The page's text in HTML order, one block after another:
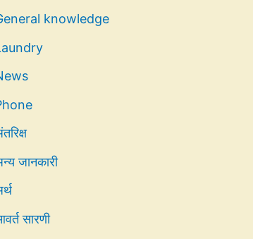
knowledge
जानकारी
सारणी